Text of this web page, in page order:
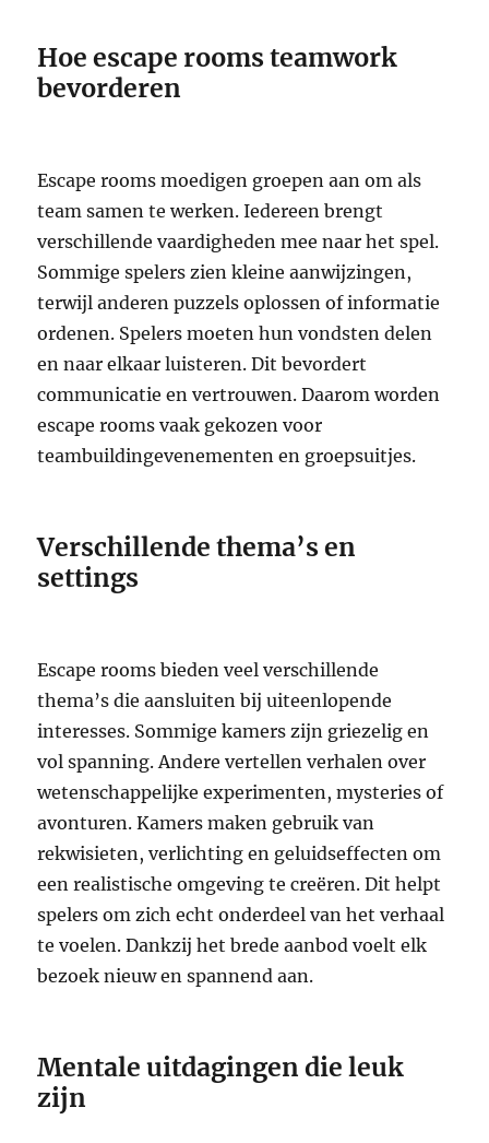
Hoe escape rooms teamwork
bevorderen
Escape rooms moedigen groepen aan om als
team samen te werken. Iedereen brengt
verschillende vaardigheden mee naar het spel.
Sommige spelers zien kleine aanwijzingen,
terwijl anderen puzzels oplossen of informatie
ordenen. Spelers moeten hun vondsten delen
en naar elkaar luisteren. Dit bevordert
communicatie en vertrouwen. Daarom worden
escape rooms vaak gekozen voor
teambuildingevenementen en groepsuitjes.
Verschillende thema’s en
settings
Escape rooms bieden veel verschillende
thema’s die aansluiten bij uiteenlopende
interesses. Sommige kamers zijn griezelig en
vol spanning. Andere vertellen verhalen over
wetenschappelijke experimenten, mysteries of
avonturen. Kamers maken gebruik van
rekwisieten, verlichting en geluidseffecten om
een realistische omgeving te creëren. Dit helpt
spelers om zich echt onderdeel van het verhaal
te voelen. Dankzij het brede aanbod voelt elk
bezoek nieuw en spannend aan.
Mentale uitdagingen die leuk
zijn